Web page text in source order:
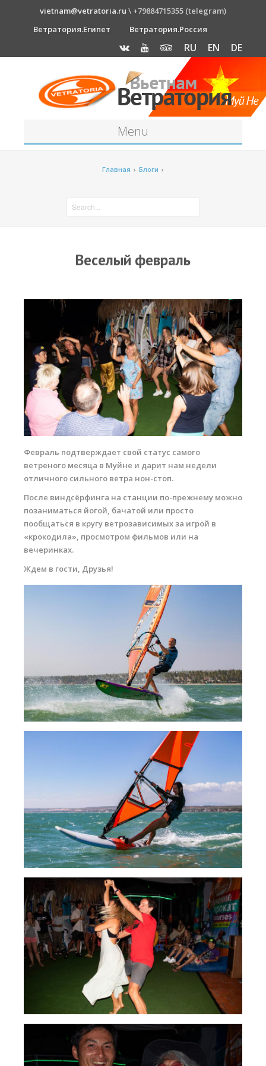
vietnam@vetratoria.ru \ +79884715355 (telegram)
Ветратория.Египет
Ветратория.Россия
RU EN DE
Menu
RRD Russian Cup
Новости
Медиа
Фото
Видео
Места катания
Наши станции
Ветратория.Дахаб
Ветратория Россия
Ветратория.Вьетнам
Цены
Обучение Виндсерфингу
Прокат виндсерфинга и винг фойла
Классический серфинг и SUP
Продажа оборудования
Обучение кайтсерфингу
Система скидок
Обучение Wing Foil
Главная › Блоги ›
Веселый февраль
Февраль подтверждает свой статус самого
ветреного месяца в Муйне и дарит нам недели
отличного сильного ветра нон-стоп.
После виндсёрфинга на станции по-прежнему можно
позаниматься йогой, бачатой или просто
пообщаться в кругу ветрозависимых за игрой в
«крокодила», просмотром фильмов или на
вечеринках.
Ждем в гости, Друзья!